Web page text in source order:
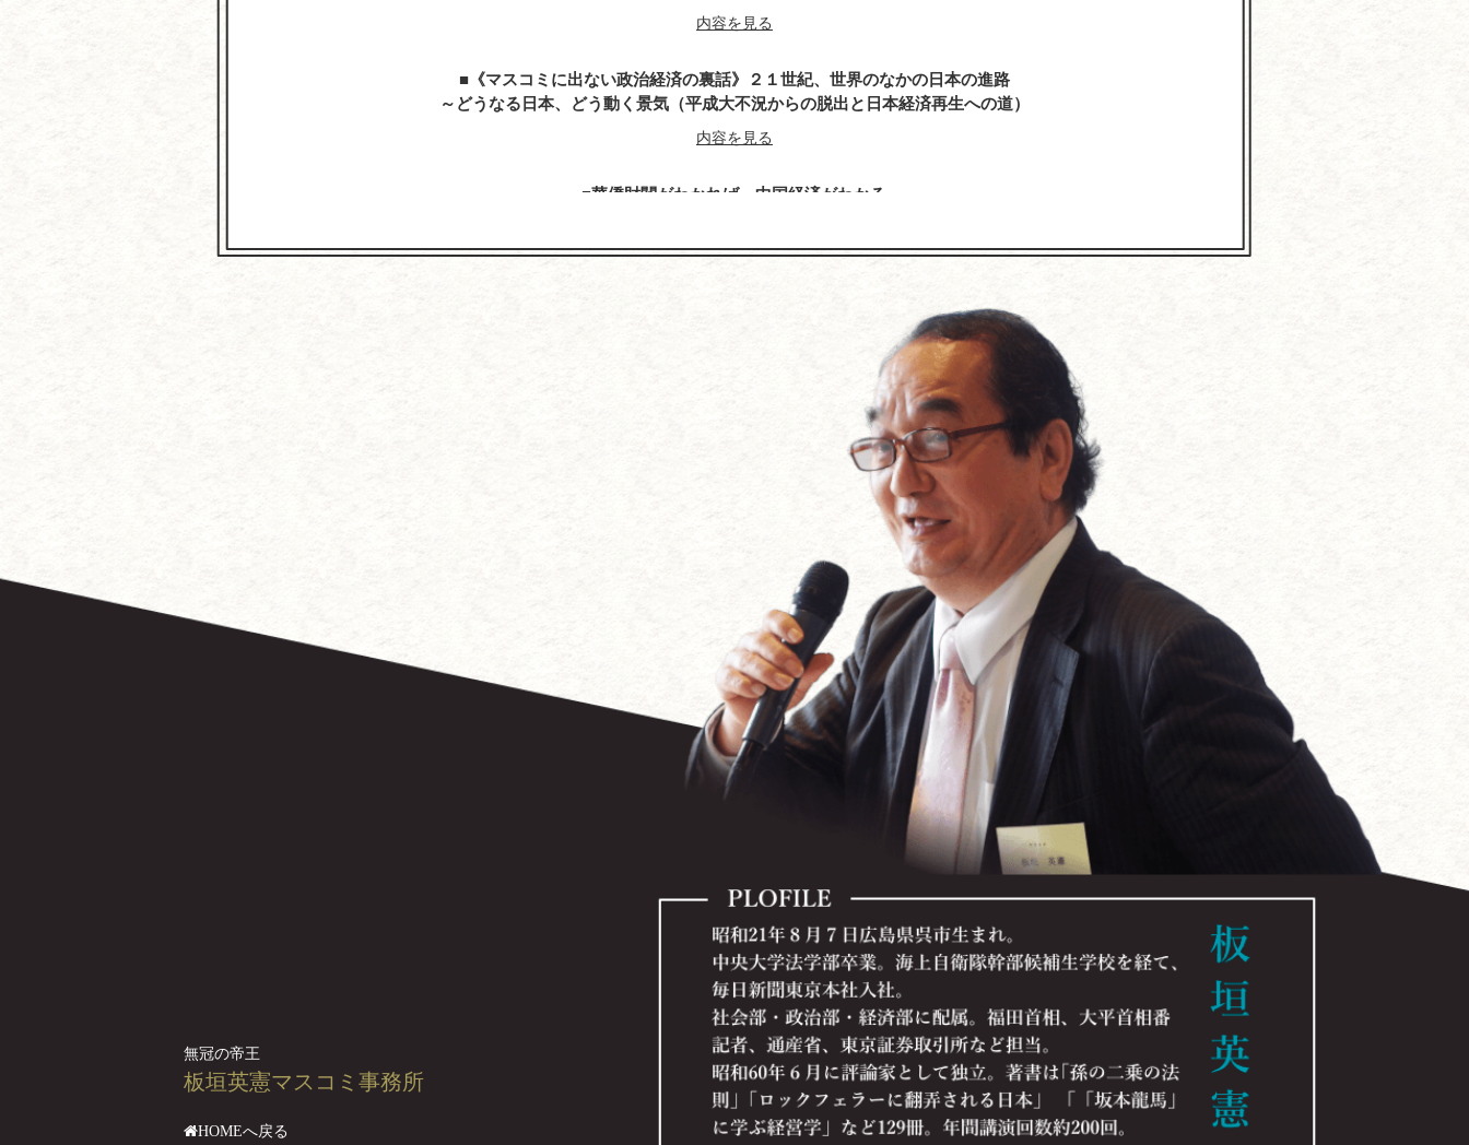
内容を見る
不信の時代なればこそ『誠』の経営学
～新選組の精神と行動の美学をビジネスに生かす
内容を見る
内容を見る
徳川３代に学ぶ経営成功法～国づくり・企業づくり・家庭づくり・人づくり
上杉鷹山の藩政改革に学ぶ ～企業再生の極意はこれだ！
内容を見る
《マスコミに出ない政治経済の裏話》２１世紀、世界のなかの日本の進路
～どうなる日本、どう動く景気（平成大不況からの脱出と日本経済再生への道）
内容を見る
華僑財閥がわかれば、中国経済がわかる
内容を見る
【アメリカの経営学者･ピータードラッカーに学ぶ】
『これからの企業の経営』～「人を幸福にする」のが目的、経営は手段である
「戦艦大和の最期」（吉田満著）を読む
～なぜ戦艦大和は、日本人の心を引きつけるのか
『２０１１年は、こう動く！激変する世界と日本の進路』
～米国大乱、中国争乱、北朝鮮混乱、円高＝ドル安波乱
内容を見る
米国ブッシュ政権の世界戦略と日本の進路
～日本経済の再生から有事立法、個人情報保護法まで
全社員が知っておくべき情報管理術
～企業の情報資産を守り「情報管理の達人」になろう
内容を見る
今こそチャンス！ 立ち上がれ企業経営者！
内容を見る
無冠の帝王
板垣英憲マスコミ事務所
HOMEへ戻る